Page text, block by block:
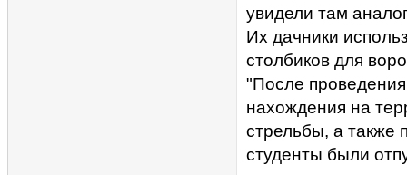
увидели там
Их дачники
столбиков для
"После
нахождения на
стрельбы, а также
студенты были